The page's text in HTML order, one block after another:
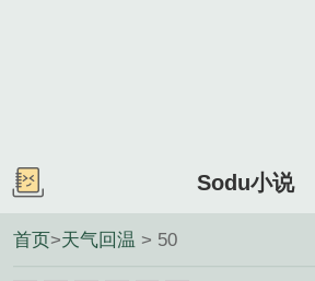
Sodu小说
首页>天气回温 > 50